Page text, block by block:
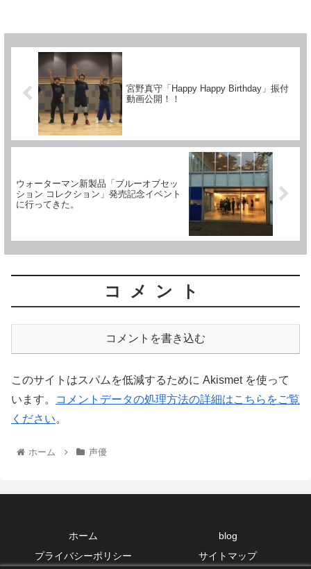
宮野真守「Happy Happy Birthday」振付
動画公開！！
ウォーターマン新製品「ブルーオブセッ
ション コレクション」発売記念イベント
に行ってきた。
コメント
コメントを書き込む
このサイトはスパムを低減するために Akismet を使って
います。
コメントデータの処理方法の詳細はこちらをご覧
ください。
ホーム 声優
ホーム
blog
プライバシーポリシー
サイトマップ